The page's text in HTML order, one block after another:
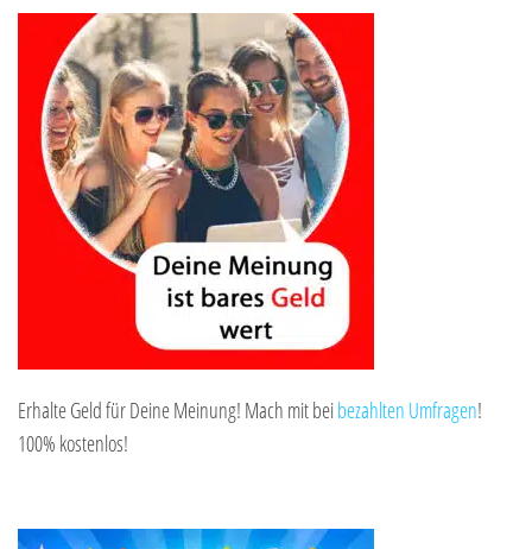
Erhalte Geld für Deine Meinung! Mach mit beibezahlten Umfragen!
100% kostenlos!